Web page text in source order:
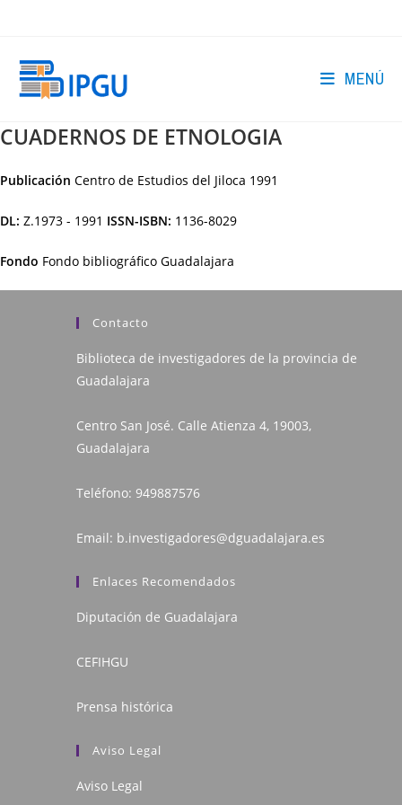
MENÚ
CUADERNOS DE ETNOLOGIA
Publicación Centro de Estudios del Jiloca 1991
DL: Z.1973 - 1991 ISSN-ISBN: 1136-8029
Fondo Fondo bibliográfico Guadalajara
Contacto
Biblioteca de investigadores de la provincia de
Guadalajara
Centro San José. Calle Atienza 4, 19003,
Guadalajara
Teléfono: 949887576
Email: b.investigadores@dguadalajara.es
Enlaces Recomendados
Diputación de Guadalajara
CEFIHGU
Prensa histórica
Aviso Legal
Aviso Legal